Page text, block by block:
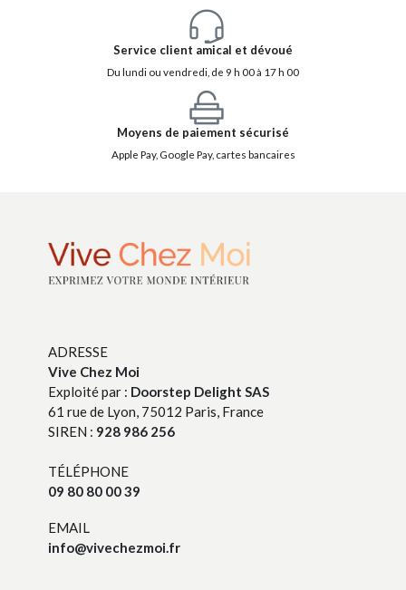
Service client amical et dévoué
Du lundi ou vendredi, de 9 h 00 à 17 h 00
Moyens de paiement sécurisé
Apple Pay, Google Pay, cartes bancaires
ADRESSE
Vive Chez Moi
Exploité par : Doorstep Delight SAS
61 rue de Lyon, 75012 Paris, France
SIREN : 928 986 256
TÉLÉPHONE
09 80 80 00 39
EMAIL
info@vivechezmoi.fr